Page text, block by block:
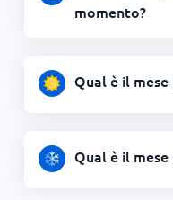
momento?
Qual è il
Qual è il